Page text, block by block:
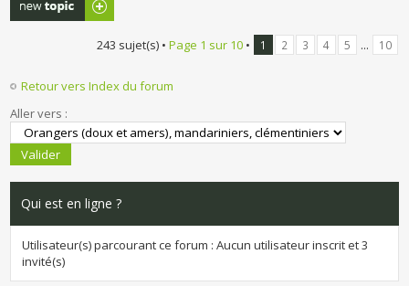
nouveau sujet
243 sujet(s) • Page 1 sur 10• 1 2 3 4 5 ... 10
Retour vers Index du forum
Aller vers :
Qui est en ligne ?
Utilisateur(s) parcourant ce forum : Aucun utilisateur inscrit et 3
invité(s)